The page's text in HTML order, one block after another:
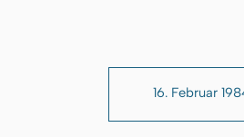
16. Februar